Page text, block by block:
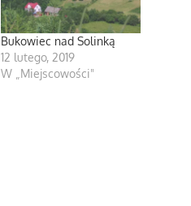
Bukowiec nad Solinką
12 lutego, 2019
W „Miejscowości"